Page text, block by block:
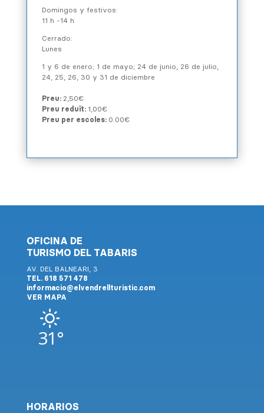
Domingos y festivos:
11 h -14 h
Cerrado:
Lunes
1 y 6 de enero; 1 de mayo; 24 de junio, 26 de julio,
24, 25, 26, 30 y 31 de diciembre
Preu: 2,50€
Preu reduït: 1,00€
Preu per escoles: 0.00€
OFICINA DE
TURISMO DEL TABARIS
AV. DEL BALNEARI, 3
TEL. 618 571 478
informacio@elvendrellturistic.com
VER MAPA
31°
HORARIOS